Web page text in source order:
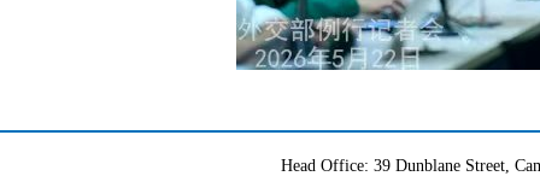
Head Office: 39 Dunblane Street,